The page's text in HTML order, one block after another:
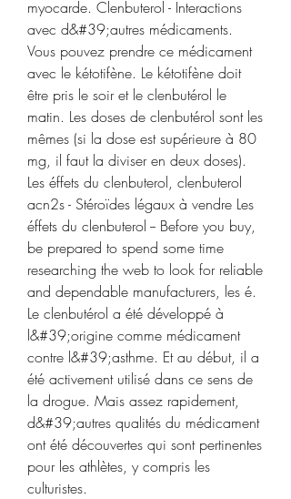
myocarde. Clenbuterol - Interactions
avec d&#39;autres médicaments.
Vous pouvez prendre ce médicament
avec le kétotifène. Le kétotifène doit
être pris le soir et le clenbutérol le
matin. Les doses de clenbutérol sont les
mêmes (si la dose est supérieure à 80
mg, il faut la diviser en deux doses).
Les éffets du clenbuterol, clenbuterol
acn2s - Stéroïdes légaux à vendre Les
éffets du clenbuterol -- Before you buy,
be prepared to spend some time
researching the web to look for reliable
and dependable manufacturers, les é.
Le clenbutérol a été développé à
l&#39;origine comme médicament
contre l&#39;asthme. Et au début, il a
été activement utilisé dans ce sens de
la drogue. Mais assez rapidement,
d&#39;autres qualités du médicament
ont été découvertes qui sont pertinentes
pour les athlètes, y compris les
culturistes.